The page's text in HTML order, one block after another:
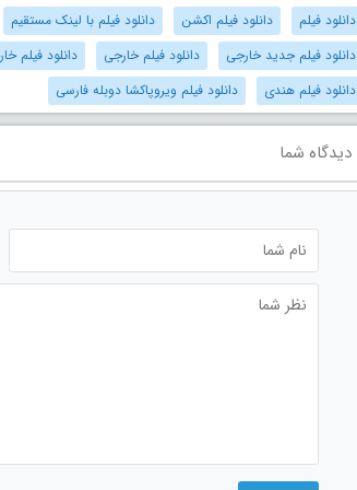
دانلود فیلم
دانلود فیلم اکشن دانلود فیلم با لینک مستقیم
دانلود فیلم جدید خارجی
دانلود فیلم خارجی دانلود فیلم
دانلود فیلم هندی
دانلود فیلم ویروپاکشا دوبله فارسی
دیدگاه شما